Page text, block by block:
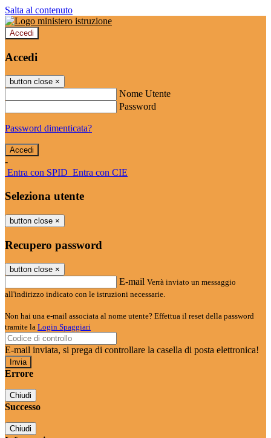
Salta al contenuto
Accedi
Accedi
button close ×
Nome Utente
Password
Password dimenticata?
-
Entra con SPID Entra con CIE
Seleziona utente
button close ×
Recupero password
button close ×
E-mail Verrà inviato un messaggio
all'indirizzo indicato con le istruzioni necessarie.
Non hai una e-mail associata al nome utente? Effettua il reset della password
tramite la Login Spaggiari
E-mail inviata, si prega di controllare la casella di posta elettronica!
Errore
Chiudi
Successo
Chiudi